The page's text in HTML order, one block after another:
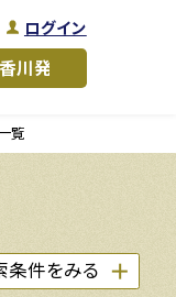
ログイン
覧
条件をみる